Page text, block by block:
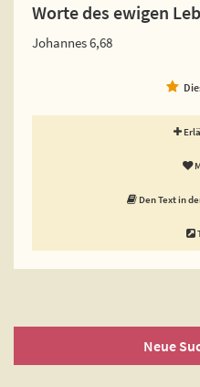
Worte des ewigen
Johannes 6,68
Den Text in
Neue